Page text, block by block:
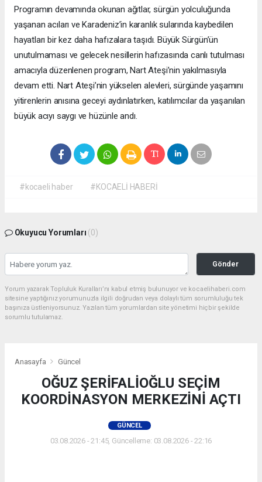
Programın devamında okunan ağıtlar, sürgün yolculuğunda
yaşanan acıları ve Karadeniz’in karanlık sularında kaybedilen
hayatları bir kez daha hafızalara taşıdı. Büyük Sürgün’ün
unutulmaması ve gelecek nesillerin hafızasında canlı tutulması
amacıyla düzenlenen program, Nart Ateşi’nin yakılmasıyla
devam etti. Nart Ateşi’nin yükselen alevleri, sürgünde yaşamını
yitirenlerin anısına geceyi aydınlatırken, katılımcılar da yaşanılan
büyük acıyı saygı ve hüzünle andı.
#kocaeli haber #KOCAELİ HABERİ
Okuyucu Yorumları (0)
Gönder
Yorum yazarak Topluluk Kuralları’nı kabul etmiş bulunuyor ve kocaelihaberi.com
sitesine yaptığınız yorumunuzla ilgili doğrudan veya dolaylı tüm sorumluluğu tek
başınıza üstleniyorsunuz. Yazılan tüm yorumlardan site yönetimi hiçbir şekilde
sorumlu tutulamaz.
Anasayfa Güncel
OĞUZ ŞERİFALİOĞLU SEÇİM
KOORDİNASYON MERKEZİNİ AÇTI
GÜNCEL
03.08.2026 - 21:45, Güncelleme: 03.08.2026 - 22:16